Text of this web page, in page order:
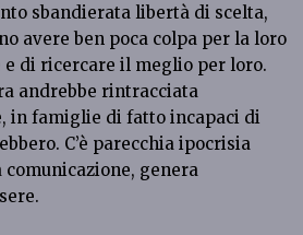
sbandierata libertà di scelta,
avere ben poca colpa per la loro
di ricercare il meglio per loro.
andrebbe rintracciata
in famiglie di fatto incapaci di
C’è parecchia ipocrisia
comunicazione, genera